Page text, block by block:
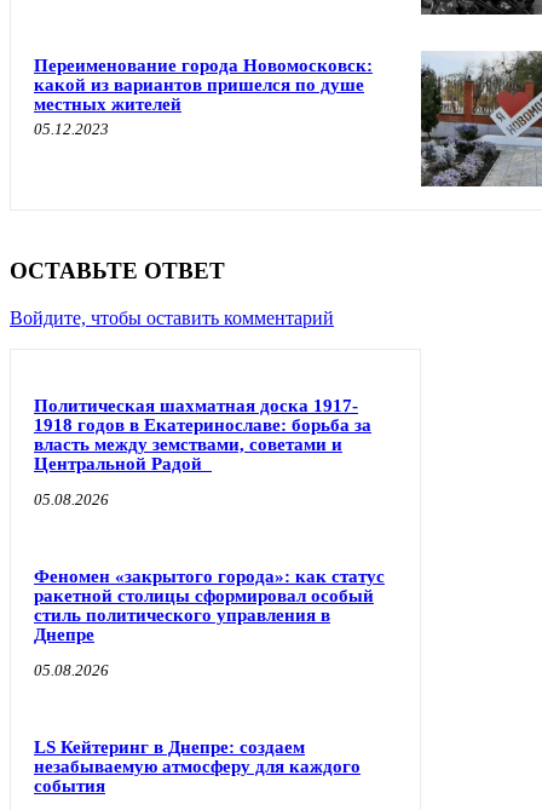
Переименование города Новомосковск:
какой из вариантов пришелся по душе
местных жителей
05.12.2023
ОСТАВЬТЕ ОТВЕТ
Войдите, чтобы оставить комментарий
Политическая шахматная доска 1917-
1918 годов в Екатеринославе: борьба за
власть между земствами, советами и
Центральной Радой
05.08.2026
Феномен «закрытого города»: как статус
ракетной столицы сформировал особый
стиль политического управления в
Днепре
05.08.2026
LS Кейтеринг в Днепре: создаем
незабываемую атмосферу для каждого
события